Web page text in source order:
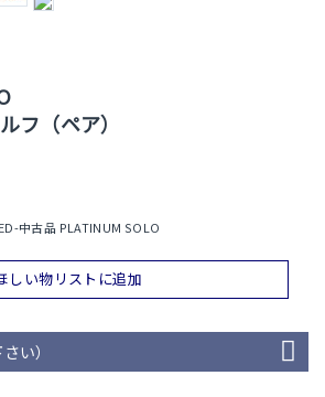
フ（ペア）
中古品 PLATINUM SOLO
しい物リストに追加
い）